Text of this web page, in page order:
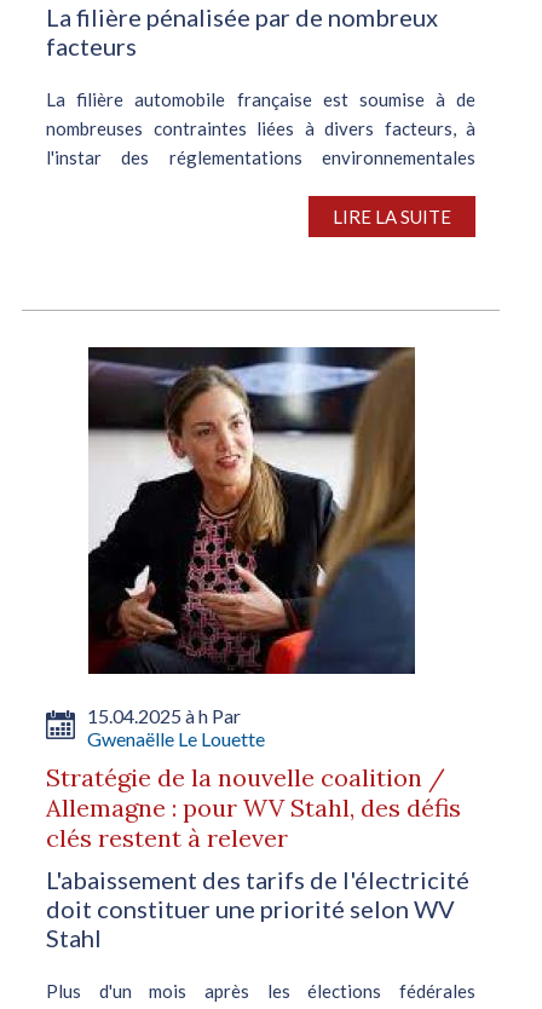
La filière pénalisée par de nombreux
facteurs
La filière automobile française est soumise à de
nombreuses contraintes liées à divers facteurs, à
l'instar des réglementations environnementales
LIRE LA SUITE
15.04.2025 à h Par
Gwenaëlle Le Louette
Stratégie de la nouvelle coalition /
Allemagne : pour WV Stahl, des défis
clés restent à relever
L'abaissement des tarifs de l'électricité
doit constituer une priorité selon WV
Stahl
Plus d'un mois après les élections fédérales